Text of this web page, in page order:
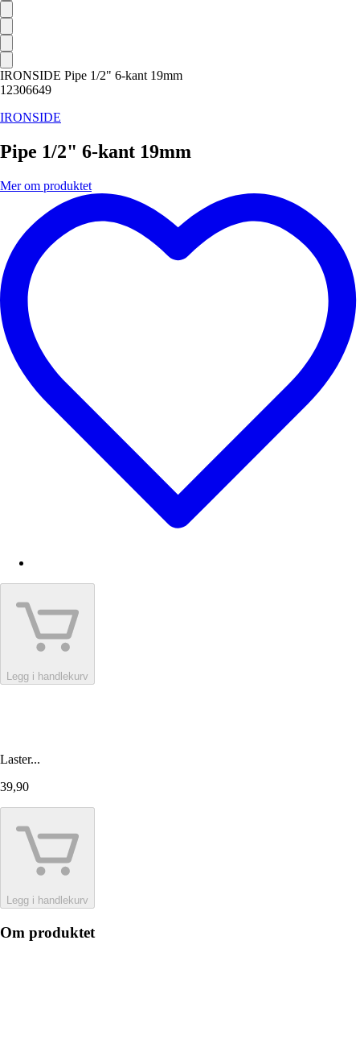
IRONSIDE Pipe 1/2" 6-kant 19mm
12306649
IRONSIDE
Pipe 1/2" 6-kant 19mm
Mer om produktet
Legg i handlekurv
Laster...
39,90
Legg i handlekurv
Om produktet